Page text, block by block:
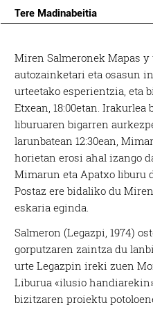
Tere Madinabeitia
Miren Salmeronek Mapas
autozainketari eta osasun
urteetako esperientzia, eta
Etxean, 18:00etan.
liburuaren bigarren
larunbatean 12:30ean,
horietan erosi ahal izango
Mimarun eta Apatxo liburu
Postaz ere bidaliko du
eskaria eginda.
Salmeron (Legazpi, 1974)
gorputzaren zaintza du
urte Legazpin ireki zuen
Liburua «ilusio
bizitzaren proiektu